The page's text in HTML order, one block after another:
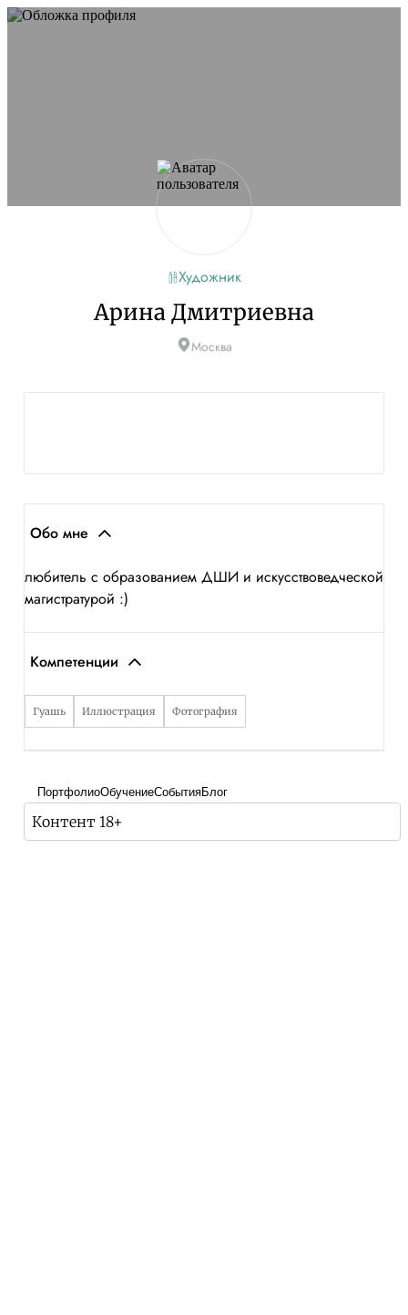
Художник
Арина Дмитриевна
Москва
Обо мне
любитель с образованием ДШИ и искусствоведческой
магистратурой :)
Компетенции
Гуашь Иллюстрация Фотография
ПортфолиоОбучениеСобытияБлог
Контент 18+